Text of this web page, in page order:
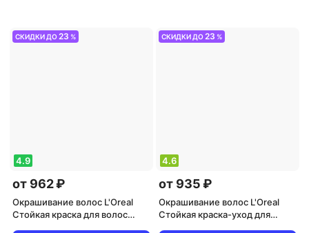
СКИДКИ ДО23 %
4.9
от 962 ₽
Окрашивание волос L'Oreal
Стойкая краска для волос
СКИДКИ ДО23 %
4.6
от 935 ₽
Окрашивание волос L'Oreal
Стойкая краска-уход для